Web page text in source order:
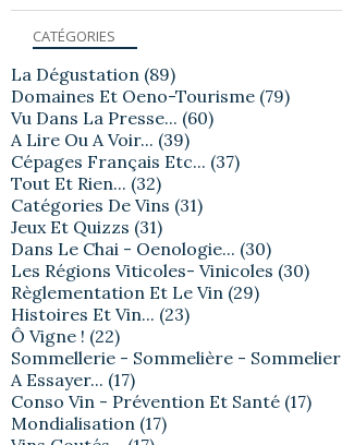
CATÉGORIES
La Dégustation (89)
Domaines Et Oeno-Tourisme (79)
Vu Dans La Presse... (60)
A Lire Ou A Voir... (39)
Cépages Français Etc... (37)
Tout Et Rien... (32)
Catégories De Vins (31)
Jeux Et Quizzs (31)
Dans Le Chai - Oenologie... (30)
Les Régions Viticoles- Vinicoles (30)
Règlementation Et Le Vin (29)
Histoires Et Vin... (23)
Ô Vigne ! (22)
Sommellerie - Sommelière - Sommelier
A Essayer... (17)
Conso Vin - Prévention Et Santé (17)
Mondialisation (17)